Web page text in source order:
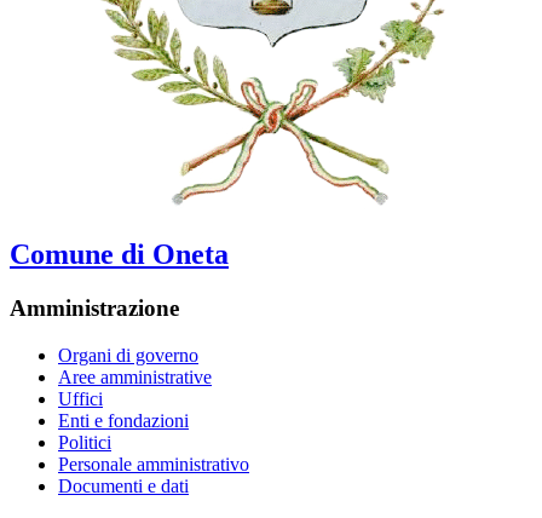
Comune di Oneta
Amministrazione
Organi di governo
Aree amministrative
Uffici
Enti e fondazioni
Politici
Personale amministrativo
Documenti e dati